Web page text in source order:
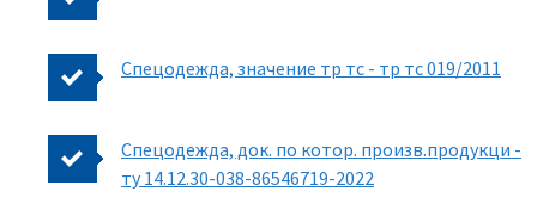
Спецодежда, значение тр тс - тр тс 019/2011
Спецодежда, док. по котор. произв.продукци -
ту 14.12.30-038-86546719-2022